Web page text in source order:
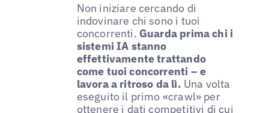
Non iniziare cercando di
indovinare chi sono i tuoi
concorrenti. Guarda prima chi i
sistemi IA stanno
effettivamente trattando
come tuoi concorrenti – e
lavora a ritroso da lì. Una volta
eseguito il primo «crawl» per
ottenere i dati competitivi di cui